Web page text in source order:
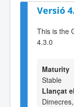
Versió
This is the
4.3.0
Maturity
Stable
Llançat el